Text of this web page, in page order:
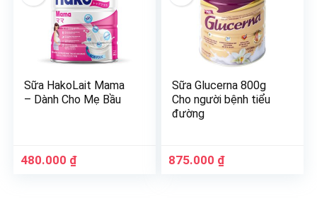
Sữa HakoLait Mama
– Dành Cho Mẹ Bầu
480.000 ₫
Sữa Glucerna 800g
Cho người bệnh tiểu
đường
875.000 ₫